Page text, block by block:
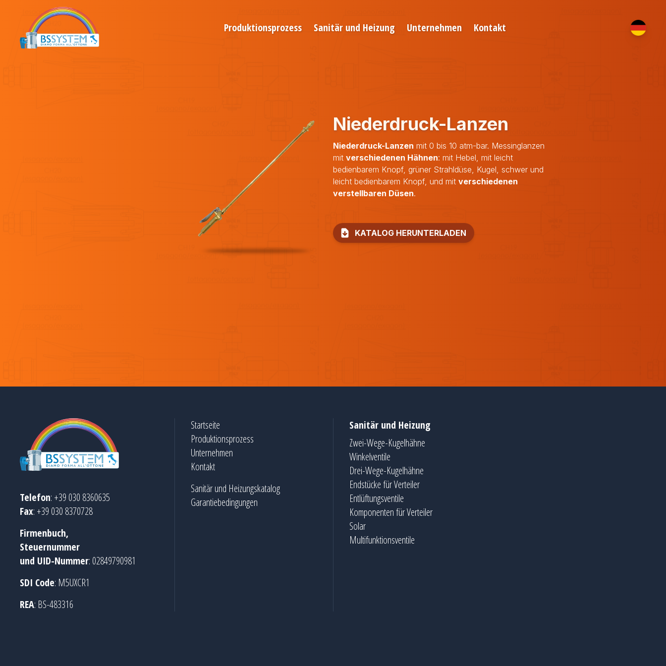
Produktionsprozess Sanitär und Heizung Unternehmen Kontakt
Niederdruck-Lanzen
Niederdruck-Lanzen mit 0 bis 10 atm-bar. Messinglanzen
mit verschiedenen Hähnen: mit Hebel, mit leicht
bedienbarem Knopf, grüner Strahldüse, Kugel, schwer und
leicht bedienbarem Knopf, und mit verschiedenen
verstellbaren Düsen.
KATALOG HERUNTERLADEN
Telefon: +39 030 8360635
Fax: +39 030 8370728
Firmenbuch,
Steuernummer
und UID-Nummer: 02849790981
SDI Code: M5UXCR1
REA: BS-483316
Startseite
Produktionsprozess
Unternehmen
Kontakt
Sanitär und Heizungskatalog
Garantiebedingungen
Sanitär und Heizung
Zwei-Wege-Kugelhähne
Winkelventile
Drei-Wege-Kugelhähne
Endstücke für Verteiler
Entlüftungsventile
Komponenten für Verteiler
Solar
Multifunktionsventile